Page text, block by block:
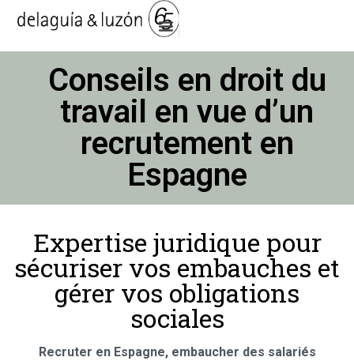
Conseils en droit du
travail en vue d’un
recrutement​ en
Espagne
Expertise juridique pour
sécuriser vos embauches et
gérer vos obligations
sociales
Recruter en Espagne, embaucher des salariés